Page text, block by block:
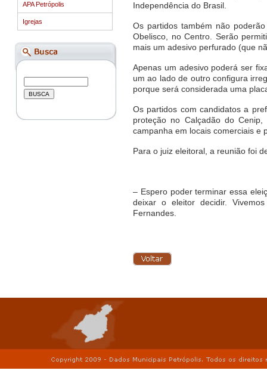
APA Petrópolis
Igrejas
Independência do Brasil.
Os partidos também não
Obelisco, no Centro. Serão
mais um adesivo perfurado (que
Apenas um adesivo poderá ser
um ao lado de outro configura
porque será considerada uma
Os partidos com candidatos a
proteção no Calçadão do
campanha em locais comerciais e
Para o juiz eleitoral, a reunião foi
– Espero poder terminar essa
deixar o eleitor decidir.
Fernandes.